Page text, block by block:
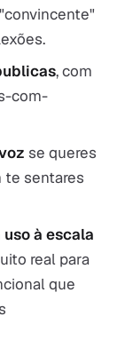
, com
com-
se queres
te sentares
à escala
real para
que